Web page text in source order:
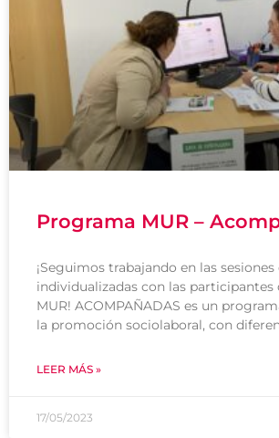
Programa MUR –
¡Seguimos trabajando en las
individualizadas con las participantes
MUR! ACOMPAÑADAS es un
la promoción sociolaboral, con
LEER MÁS »
17/05/2023